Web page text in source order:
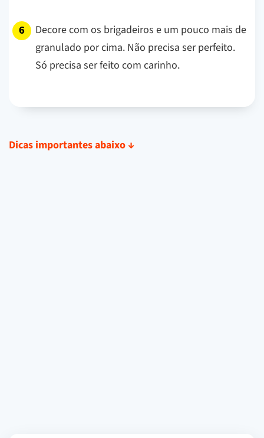
Decore com os brigadeiros e um pouco mais de
granulado por cima. Não precisa ser perfeito.
Só precisa ser feito com carinho.
Dicas importantes abaixo ↓